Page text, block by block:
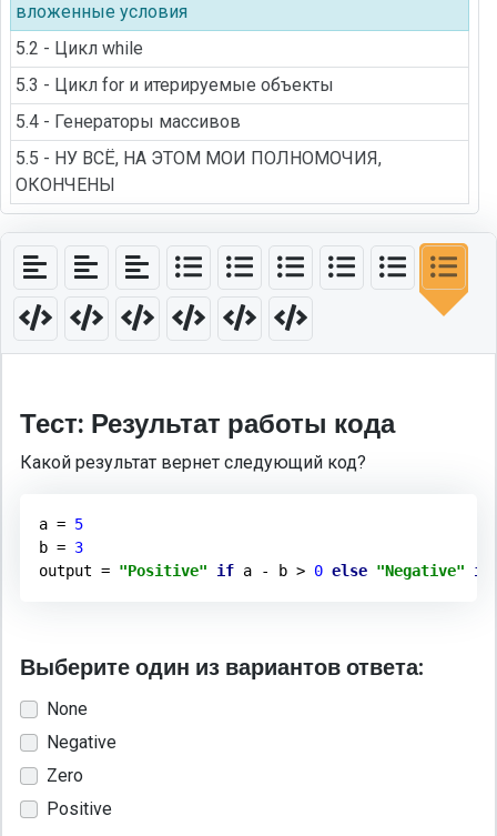
вложенные условия
5.2 - Цикл while
5.3 - Цикл for и итерируемые объекты
5.4 - Генераторы массивов
5.5 - НУ ВСЁ, НА ЭТОМ МОИ ПОЛНОМОЧИЯ,
ОКОНЧЕНЫ
Тест: Результат работы кода
Какой результат вернет следующий код?
a = 5
b = 3
output = "Positive" if a - b > 0 else "Negative" if
Выберите один из вариантов ответа:
None
Negative
Zero
Positive